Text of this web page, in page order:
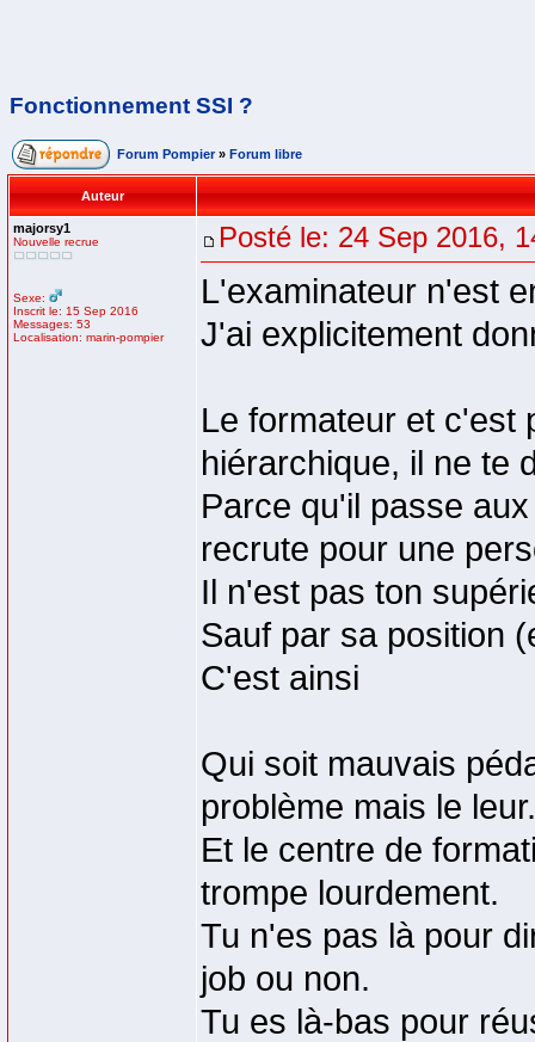
Fonctionnement SSI ?
Forum Pompier » Forum libre
Auteur
majorsy1
Nouvelle recrue
Sexe:
Inscrit le: 15 Sep 2016
Messages: 53
Localisation: marin-pompier
Posté le: 24 Sep 2016,
L'examinateur n'est
J'ai explicitement
Le formateur et c'est
hiérarchique, il ne te
Parce qu'il passe
recrute pour une
Il n'est pas ton
Sauf par sa position
C'est ainsi
Qui soit mauvais
problème mais le leur.
Et le centre de
trompe lourdement.
Tu n'es pas là pour
job ou non.
Tu es là-bas pour